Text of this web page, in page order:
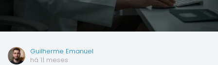
Guilherme Emanuel
há 11 meses